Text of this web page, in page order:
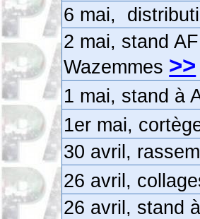
6 mai,
2 mai, stand
Wazemmes >>
1 mai, stand à
1er mai,
30 avril,
26 avril,
26 avril, stand